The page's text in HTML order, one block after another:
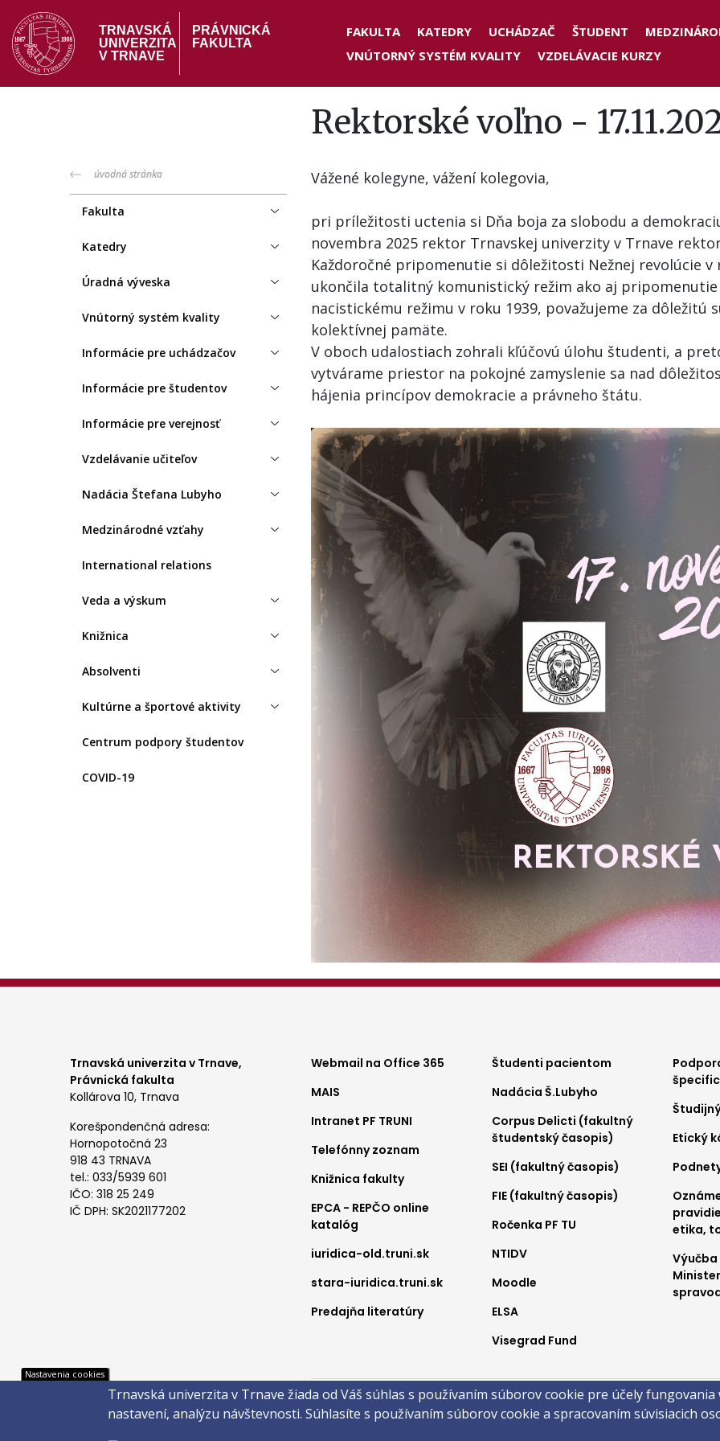
Skočiť
na
hlavný
obsah
TRNAVSKÁ
UNIVERZITA
V TRNAVE
PRÁVNICKÁ
FAKULTA
Header
menu
FAKULTA KATEDRY UCHÁDZAČ ŠTUDENT
VNÚTORNÝ SYSTÉM KVALITY
VZDELÁVACIE KURZY
Rektorské voľno -
PF
menu
úvodná stránka
Fakulta
Katedry
Úradná výveska
Vnútorný systém kvality
Informácie pre uchádzačov
Informácie pre študentov
Informácie pre verejnosť
Vzdelávanie učiteľov
Nadácia Štefana Lubyho
Medzinárodné vzťahy
International relations
Veda a výskum
Knižnica
Absolventi
Kultúrne a športové aktivity
Centrum podpory študentov
COVID-19
Vážené kolegyne, vážení kolegovia,
pri príležitosti uctenia si Dňa boja za slobodu a
novembra 2025 rektor Trnavskej univerzity v Trnave
Každoročné pripomenutie si dôležitosti Nežnej revolúcie v
ukončila totalitný komunistický režim ako aj
nacistickému režimu v roku 1939, považujeme za dôležitú
kolektívnej pamäte.
V oboch udalostiach zohrali kľúčovú úlohu študenti, a
vytvárame priestor na pokojné zamyslenie sa nad
hájenia princípov demokracie a právneho štátu.
Trnavská univerzita v Trnave,
Právnická fakulta
Kollárova 10, Trnava
Korešpondenčná adresa:
Hornopotočná 23
918 43 TRNAVA
tel.: 033/5939 601
IČO: 318 25 249
IČ DPH: SK2021177202
Footer
menu
1
Webmail na Office 365
MAIS
Intranet PF TRUNI
Telefónny zoznam
Knižnica fakulty
EPCA - REPČO online
katalóg
iuridica-old.truni.sk
stara-iuridica.truni.sk
Predajňa literatúry
Footer
menu
2
Študenti pacientom
Nadácia Š.Lubyho
Corpus Delicti (fakultný
študentský časopis)
SEI (fakultný časopis)
FIE (fakultný časopis)
Ročenka PF TU
NTIDV
Moodle
ELSA
Visegrad Fund
3
Etický
etika,
Päta
Správca obsahu Technická podpora Vyhlásenie o prístupnosti Cookies
Nastavenia cookies
Trnavská univerzita v Trnave žiada od Váš súhlas s používaním súborov cookie pre účely
nastavení, analýzu návštevnosti. Súhlasíte s používaním súborov cookie a spracovaním súvisiacich